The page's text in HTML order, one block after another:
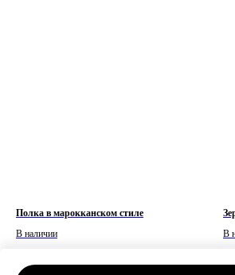
Полка в марокканском стиле
В наличии В